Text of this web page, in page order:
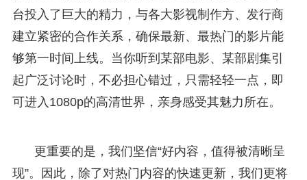
台投入了巨大的精力，与各大影视制作方、发行商
建立紧密的合作关系，确保最新、最热门的影片能
够第一时间上线。当你听到某部电影、某部剧集引
起广泛讨论时，不必担心错过，只需轻轻一点，即
可进入1080p的高清世界，亲身感受其魅力所在。
更重要的是，我们坚信“好内容，值得被清晰呈
现”。因此，除了对热门内容的快速更新，我们更将